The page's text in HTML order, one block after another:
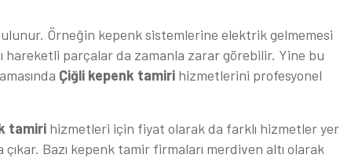
Örneğin kepenk sistemlerine elektrik gelmemesi
hareketli parçalar da zamanla zarar görebilir. Yine bu
Çiğli kepenk tamiri hizmetlerini profesyonel
tamiri hizmetleri için fiyat olarak da farklı hizmetler yer
Bazı kepenk tamir firmaları merdiven altı olarak